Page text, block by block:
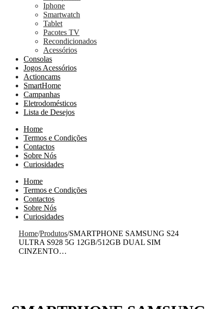
Iphone
Smartwatch
Tablet
Pacotes TV
Recondicionados
Acessórios
Consolas
Jogos Acessórios
Actioncams
SmartHome
Campanhas
Eletrodomésticos
Lista de Desejos
Home
Termos e Condições
Contactos
Sobre Nós
Curiosidades
Home
Termos e Condições
Contactos
Sobre Nós
Curiosidades
Home/Produtos/SMARTPHONE SAMSUNG S24
ULTRA S928 5G 12GB/512GB DUAL SIM
CINZENTO…